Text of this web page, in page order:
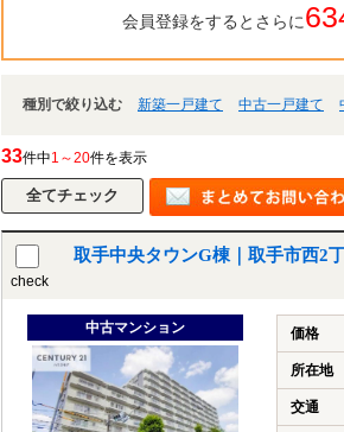
会員登録をするとさらに
種別で絞り込む 新築一戸建て 中古一戸建て
33件中1～20件を表示
check
取手中央タウンG棟｜取手市西2
中古マンション 価格
所在地
交通